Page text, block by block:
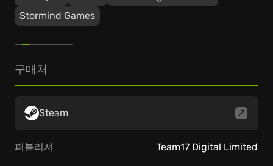
Stormind Games
구매처
Steam
퍼블리셔 Team17 Digital Limited